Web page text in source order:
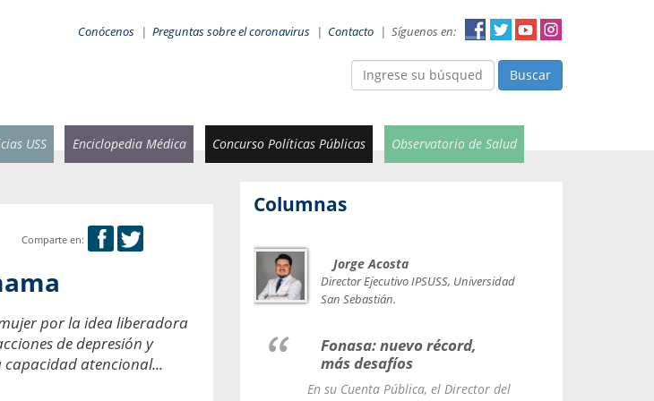
Conócenos | Preguntas sobre el coronavirus | Contacto | Síguenos en:
Buscar
USS Enciclopedia Médica Concurso Políticas Públicas Observatorio de Salud
Comparte en:
por la idea liberadora
de depresión y
atencional...
Columnas
Decana facultad de Odontología,
¿Cuándo será urgente la
salud bucal?
Jorge Acosta
Director Ejecutivo IPSUSS, Universidad
San Sebastián.
Fonasa: nuevo récord,
más desafíos
En su Cuenta Pública, el Director del